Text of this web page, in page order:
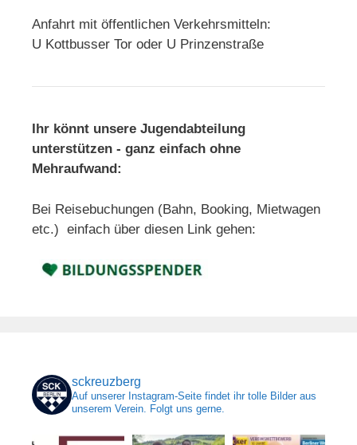
Anfahrt mit öffentlichen Verkehrsmitteln:
U Kottbusser Tor oder U Prinzenstraße
Ihr könnt unsere Jugendabteilung
unterstützen - ganz einfach ohne
Mehraufwand:
Bei Reisebuchungen (Bahn, Booking, Mietwagen
etc.) einfach über diesen Link gehen:
sckreuzberg
Auf unserer Instagram-Seite findet ihr tolle Bilder aus
unserem Verein. Folgt uns gerne.